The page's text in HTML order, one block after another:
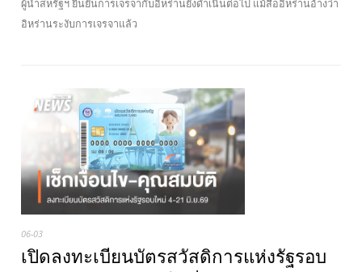
ผู้นำสหรัฐฯ ยืนยันการเจรจากับอิหร่านยังดำเนินต่อไป แม้สื่ออิหร่านอ้างว่า
อิหร่านระงับการเจรจาแล้ว
06-03
เปิดลงทะเบียนบัตรสวัสดิการแห่งรัฐรอบ